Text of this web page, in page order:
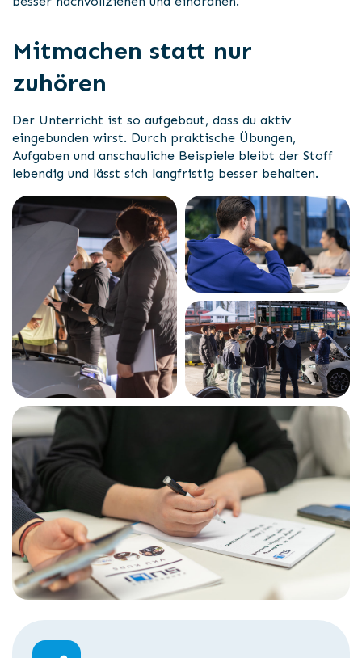
Mitmachen statt nur
zuhören
Der Unterricht ist so aufgebaut, dass du aktiv
eingebunden wirst. Durch praktische Übungen,
Aufgaben und anschauliche Beispiele bleibt der Stoff
lebendig und lässt sich langfristig besser behalten.